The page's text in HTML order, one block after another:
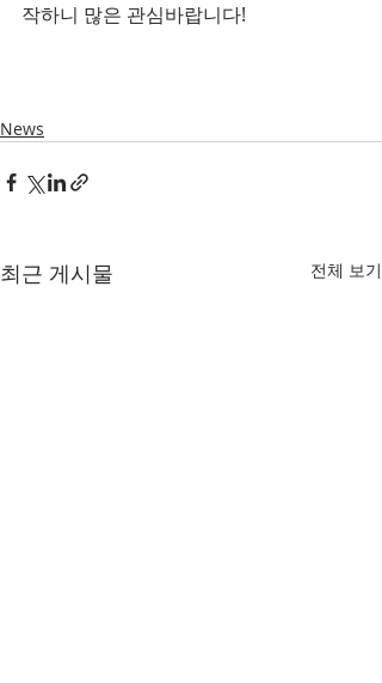
작하니 많은 관심바랍니다!
News
최근 게시물 전체 보기